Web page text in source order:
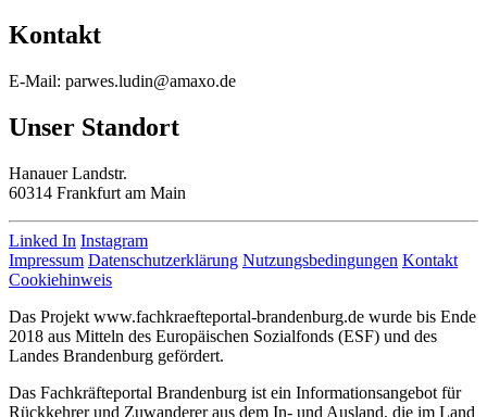
Kontakt
E-Mail: parwes.ludin@amaxo.de
Unser Standort
Hanauer Landstr.
60314 Frankfurt am Main
Linked In Instagram
Impressum Datenschutzerklärung Nutzungsbedingungen Kontakt
Cookiehinweis
Das Projekt www.fachkraefteportal-brandenburg.de wurde bis Ende
2018 aus Mitteln des Europäischen Sozialfonds (ESF) und des
Landes Brandenburg gefördert.
Das Fachkräfteportal Brandenburg ist ein Informationsangebot für
Rückkehrer und Zuwanderer aus dem In- und Ausland, die im Land